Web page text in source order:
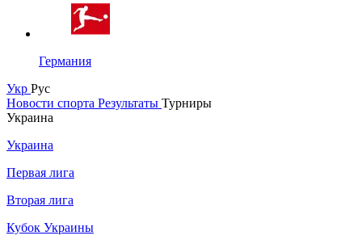
Германия
Укр Рус
Новости спорта Результаты Турниры
Украина
Украина
Первая лига
Вторая лига
Кубок Украины